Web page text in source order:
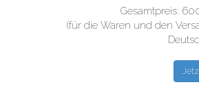
Gesamtpreis:
(für die Waren und den